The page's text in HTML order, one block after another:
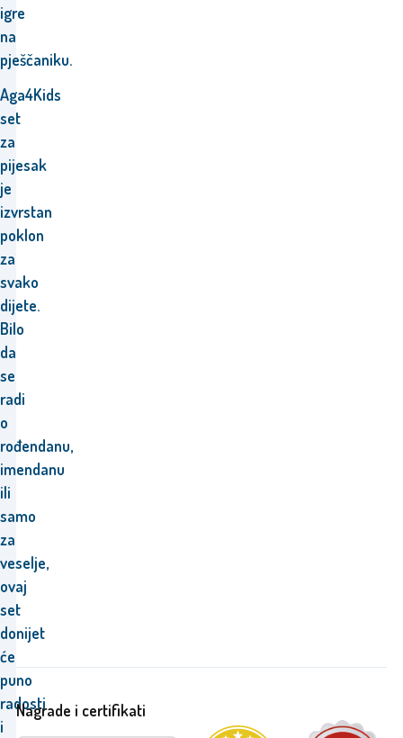
igre
na
pješčaniku.
Aga4Kids
set
za
pijesak
je
izvrstan
poklon
za
svako
dijete.
Bilo
da
se
radi
o
rođendanu,
imendanu
ili
samo
za
veselje,
ovaj
set
donijet
će
puno
radosti
i
Nagrade i certifikati